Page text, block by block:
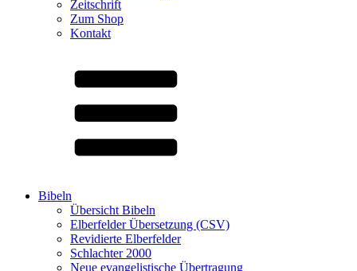
Zeitschrift
Zum Shop
Kontakt
Bibeln
Übersicht Bibeln
Elberfelder Übersetzung (CSV)
Revidierte Elberfelder
Schlachter 2000
Neue evangelistische Übertragung